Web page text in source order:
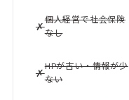
✗
個人経営で社会保険
なし
✗
HPが古い・情報が少
ない